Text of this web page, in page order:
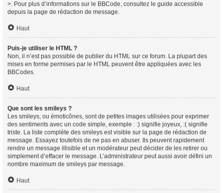
>. Pour plus d’informations sur le BBCode, consultez le guide accessible
depuis la page de rédaction de message.
Haut
Puis-je utiliser le HTML ?
Non, il n’est pas possible de publier du HTML sur ce forum. La plupart des
mises en forme permises par le HTML peuvent être appliquées avec les
BBCodes.
Haut
Que sont les smileys ?
Les smileys, ou émoticônes, sont de petites images utilisées pour exprimer
des sentiments avec un code simple, exemple : :) signifie joyeux, :( signifie
triste. La liste complète des smileys est visible sur la page de rédaction de
message. Essayez toutefois de ne pas en abuser. Ils peuvent rapidement
rendre un message illisible et un modérateur peut décider de les retirer ou
simplement d’effacer le message. L’administrateur peut aussi avoir défini un
nombre maximum de smileys par message.
Haut